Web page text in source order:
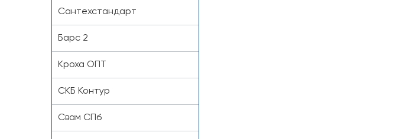
Сантехстандарт
Барс 2
Кроха ОПТ
СКБ Контур
Свам СПб